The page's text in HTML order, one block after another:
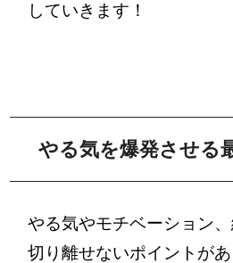
していきます！
やる気を爆発させる
やる気やモチベーション
切り離せないポイントがあ